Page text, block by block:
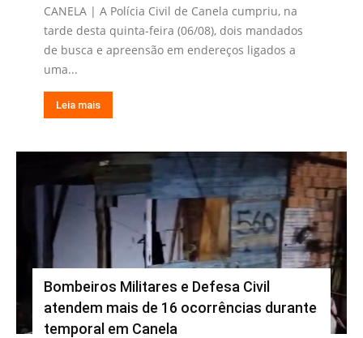
CANELA | A Polícia Civil de Canela cumpriu, na
tarde desta quinta-feira (06/08), dois mandados
de busca e apreensão em endereços ligados a
uma...
Leia mais
Bombeiros Militares e Defesa Civil
atendem mais de 16 ocorrências durante
temporal em Canela